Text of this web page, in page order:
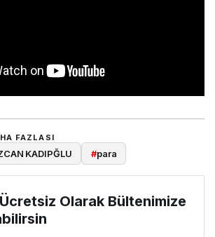
FAZLASI
KADIPĞLU #para
Olarak Bültenimize